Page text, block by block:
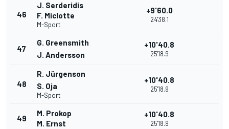
46
J. Serderidis
F. Miclotte
M-Sport
+9'60.0
24'38.1
47
G. Greensmith
J. Andersson
+10'40.8
25'18.9
48
R. Jürgenson
S. Oja
M-Sport
+10'40.8
25'18.9
49
M. Prokop
M. Ernst
+10'40.8
25'18.9